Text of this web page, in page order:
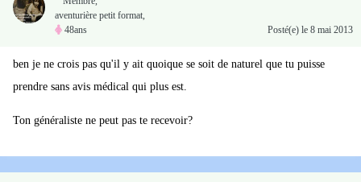
aventurière petit format,
48ans
Posté(e) le 8 mai 2013
ben je ne crois pas qu'il y ait quoique se soit de naturel que tu puisse
prendre sans avis médical qui plus est.
Ton généraliste ne peut pas te recevoir?